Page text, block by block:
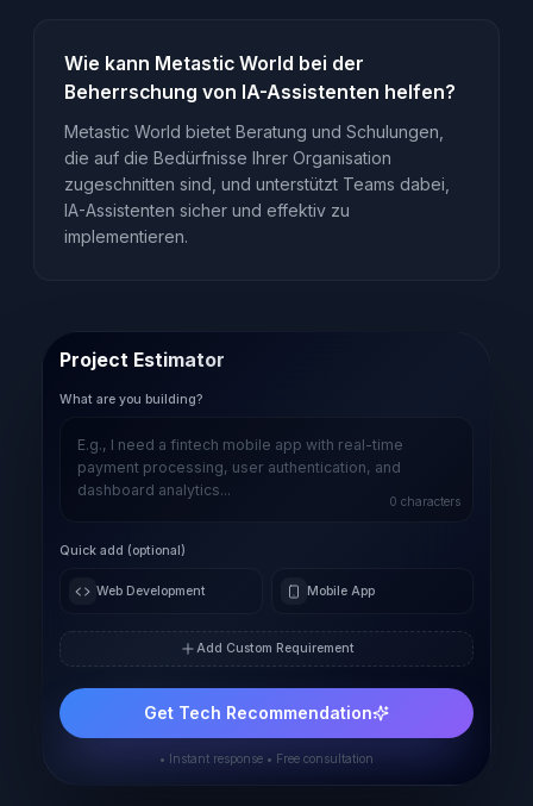
Wie kann Metastic World bei der
Beherrschung von IA-Assistenten helfen?
Metastic World bietet Beratung und Schulungen,
die auf die Bedürfnisse Ihrer Organisation
zugeschnitten sind, und unterstützt Teams dabei,
IA-Assistenten sicher und effektiv zu
implementieren.
Project Estimator
What are you building?
0 characters
Quick add (optional)
Web Development Mobile App
Add Custom Requirement
Get Tech Recommendation
• Instant response • Free consultation